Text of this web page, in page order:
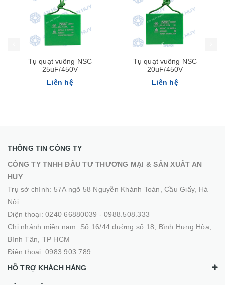
Tụ quạt vuông NSC
25uF/450V
Liên hệ
Tụ quạt vuông NSC
20uF/450V
Liên hệ
THÔNG TIN CÔNG TY
CÔNG TY TNHH ĐẦU TƯ THƯƠNG MẠI & SẢN XUẤT AN
HUY
Trụ sở chính: 57A ngõ 58 Nguyễn Khánh Toàn, Cầu Giấy, Hà
Nội
Điện thoại: 0240 66880039 - 0988.508.333
Chi nhánh miền nam: Số 16/44 đường số 18, Bình Hưng Hòa,
Bình Tân, TP HCM
Điện thoại: 0983 903 789
HỖ TRỢ KHÁCH HÀNG